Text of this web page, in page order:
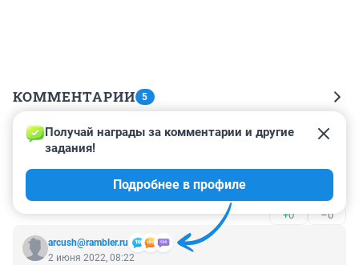
КОММЕНТАРИИ 5
Гость
4 июня 2022, 13:50
Монголия и Китай вышли из родных берегов ? как так
+0 –0
arcush@rambler.ru
Получай награды за комментарии и другие
задания!
Подробнее в профиле
2 июня 2022, 08:22